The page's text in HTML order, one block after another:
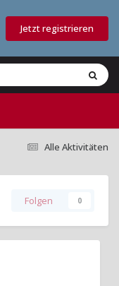
Jetzt registrieren
Alle Aktivitäten
Folgen 0